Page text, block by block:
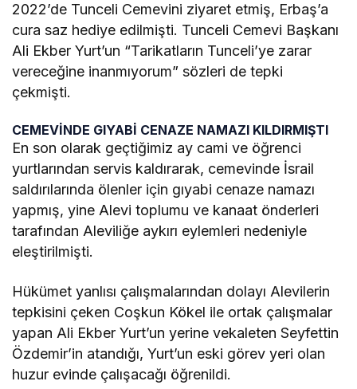
2022’de Tunceli Cemevini ziyaret etmiş, Erbaş’a
cura saz hediye edilmişti. Tunceli Cemevi Başkanı
Ali Ekber Yurt’un “Tarikatların Tunceli’ye zarar
vereceğine inanmıyorum” sözleri de tepki
çekmişti.
CEMEVİNDE GIYABİ CENAZE NAMAZI KILDIRMIŞTI
En son olarak geçtiğimiz ay cami ve öğrenci
yurtlarından servis kaldırarak, cemevinde İsrail
saldırılarında ölenler için gıyabi cenaze namazı
yapmış, yine Alevi toplumu ve kanaat önderleri
tarafından Aleviliğe aykırı eylemleri nedeniyle
eleştirilmişti.
Hükümet yanlısı çalışmalarından dolayı Alevilerin
tepkisini çeken Coşkun Kökel ile ortak çalışmalar
yapan Ali Ekber Yurt’un yerine vekaleten Seyfettin
Özdemir’in atandığı, Yurt’un eski görev yeri olan
huzur evinde çalışacağı öğrenildi.